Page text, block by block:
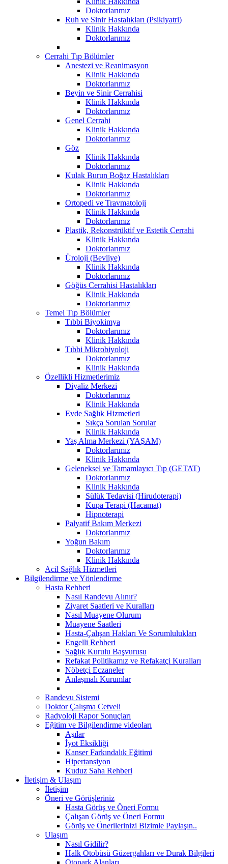
Doktorlarımız
Ruh ve Sinir Hastalıkları (Psikiyatri)
Klinik Hakkında
Doktorlarımız
Cerrahi Tıp Bölümler
Anestezi ve Reanimasyon
Klinik Hakkında
Doktorlarımız
Beyin ve Sinir Cerrahisi
Klinik Hakkında
Doktorlarımız
Genel Cerrahi
Klinik Hakkında
Doktorlarımız
Göz
Klinik Hakkında
Doktorlarımız
Kulak Burun Boğaz Hastalıkları
Klinik Hakkında
Doktorlarımız
Ortopedi ve Travmatoloji
Klinik Hakkında
Doktorlarımız
Plastik, Rekonstrüktif ve Estetik Cerrahi
Klinik Hakkında
Doktorlarımız
Üroloji (Bevliye)
Klinik Hakkında
Doktorlarımız
Göğüs Cerrahisi Hastalıkları
Klinik Hakkında
Doktorlarımız
Temel Tıp Bölümler
Tıbbi Biyokimya
Doktorlarımız
Klinik Hakkında
Tıbbi Mikrobiyoloji
Doktorlarımız
Klinik Hakkında
Özellikli Hizmetlerimiz
Diyaliz Merkezi
Doktorlarımız
Klinik Hakkında
Evde Sağlık Hizmetleri
Sıkça Sorulan Sorular
Klinik Hakkında
Yaş Alma Merkezi (YAŞAM)
Doktorlarımız
Klinik Hakkında
Geleneksel ve Tamamlayıcı Tıp (GETAT)
Doktorlarımız
Klinik Hakkında
Sülük Tedavisi (Hirudoterapi)
Kupa Terapi (Hacamat)
Hipnoterapi
Palyatif Bakım Merkezi
Doktorlarımız
Yoğun Bakım
Doktorlarımız
Klinik Hakkında
Acil Sağlık Hizmetleri
Bilgilendirme ve Yönlendirme
Hasta Rehberi
Nasıl Randevu Alınır?
Ziyaret Saatleri ve Kuralları
Nasıl Muayene Olurum
Muayene Saatleri
Hasta-Çalışan Hakları Ve Sorumlulukları
Engelli Rehberi
Sağlık Kurulu Başvurusu
Refakat Politikamız ve Refakatçi Kuralları
Nöbetçi Eczaneler
Anlaşmalı Kurumlar
Randevu Sistemi
Doktor Çalışma Cetveli
Radyoloji Rapor Sonuçları
Eğitim ve Bilgilendirme videoları
Aşılar
İyot Eksikliği
Kanser Farkındalık Eğitimi
Hipertansiyon
Kuduz Saha Rehberi
İletişim & Ulaşım
İletişim
Öneri ve Görüşleriniz
Hasta Görüş ve Öneri Formu
Çalışan Görüş ve Öneri Formu
Görüş ve Önerilerinizi Bizimle Paylaşın..
Ulaşım
Nasıl Gidilir?
Halk Otobüsü Güzergahları ve Durak Bilgileri
Otopark Alanları